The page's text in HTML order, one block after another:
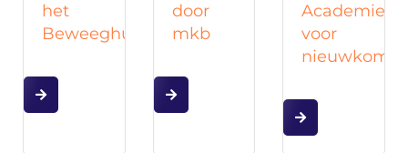
het
Beweeghuis
door
mkb
Academie
voor